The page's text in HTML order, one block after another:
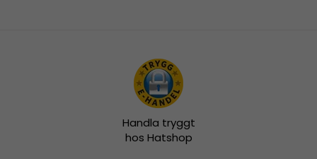
Handla tryggt
hos Hatshop